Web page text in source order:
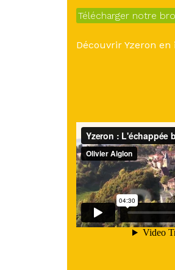
Télécharger notre
Découvrir Yzeron en